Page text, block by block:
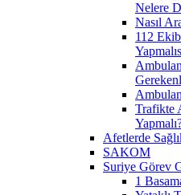
Nelere
Nasıl
112
Trafikte
Afetlerde
SAKOM
Suriye Görev
1